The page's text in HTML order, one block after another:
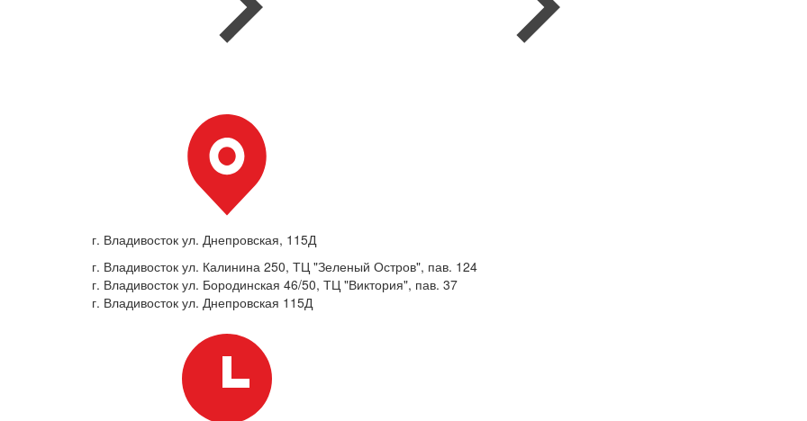
г. Владивосток ул. Днепровская, 115Д
г. Владивосток ул. Калинина 250, ТЦ "Зеленый Остров", пав. 124
г. Владивосток ул. Бородинская 46/50, ТЦ "Виктория", пав. 37
г. Владивосток ул. Днепровская 115Д